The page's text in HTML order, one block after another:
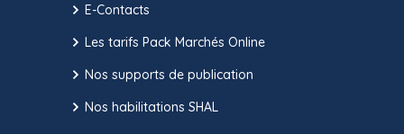
E-Contacts
Les tarifs Pack Marchés Online
Nos supports de publication
Nos habilitations SHAL